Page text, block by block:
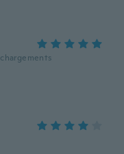
chargements